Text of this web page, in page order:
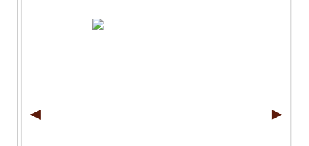
◄ ►